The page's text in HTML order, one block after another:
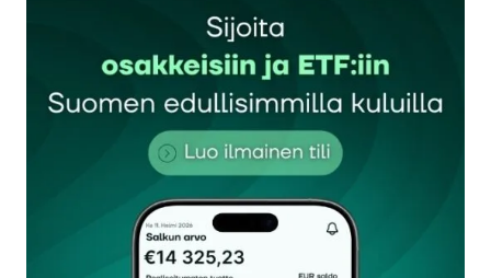
Sähköpostiosoitettasi ei julkaista.Pakolliset
kentät on merkitty*
Kommentti*